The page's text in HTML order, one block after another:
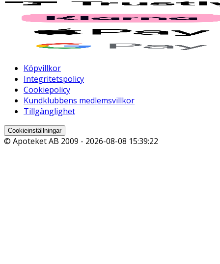
Köpvillkor
Integritetspolicy
Cookiepolicy
Kundklubbens medlemsvillkor
Tillgänglighet
Cookieinställningar
© Apoteket AB 2009 - 2026-08-08 15:39:22